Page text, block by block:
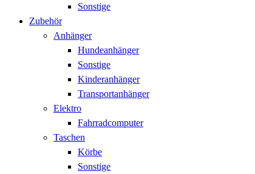
Sonstige
Zubehör
Anhänger
Hundeanhänger
Sonstige
Kinderanhänger
Transportanhänger
Elektro
Fahrradcomputer
Taschen
Körbe
Sonstige